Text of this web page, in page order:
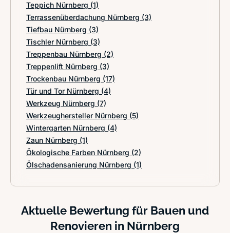
Teppich Nürnberg (1)
Terrassenüberdachung Nürnberg (3)
Tiefbau Nürnberg (3)
Tischler Nürnberg (3)
Treppenbau Nürnberg (2)
Treppenlift Nürnberg (3)
Trockenbau Nürnberg (17)
Tür und Tor Nürnberg (4)
Werkzeug Nürnberg (7)
Werkzeughersteller Nürnberg (5)
Wintergarten Nürnberg (4)
Zaun Nürnberg (1)
Ökologische Farben Nürnberg (2)
Ölschadensanierung Nürnberg (1)
Aktuelle Bewertung für Bauen und
Renovieren in Nürnberg